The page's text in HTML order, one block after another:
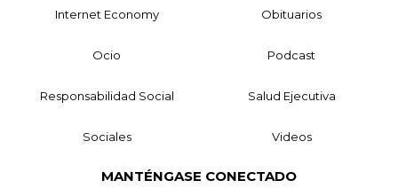
Internet Economy Obituarios
Ocio Podcast
Responsabilidad Social Salud Ejecutiva
Sociales Videos
MANTÉNGASE CONECTADO